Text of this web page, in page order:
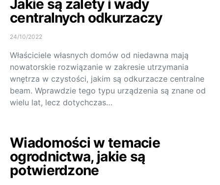
Jakie są zalety i wady
centralnych odkurzaczy
24/10/2022
Właściciele własnych domów od niedawna mają
nowatorskie rozwiązanie w zakresie utrzymania
wnętrza w czystości, jakim są odkurzacze centralne
beam. Wprawdzie tego typu urządzenia są znane od
wielu lat, lecz dotychczas…
Wiadomości w temacie
ogrodnictwa, jakie są
potwierdzone